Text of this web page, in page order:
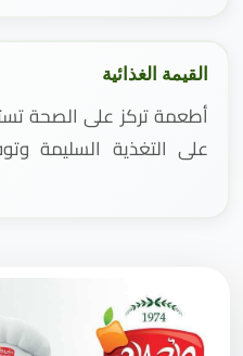
القيمة الغذائية
أطعمة تركز على الصحة
على التغذية السليمة